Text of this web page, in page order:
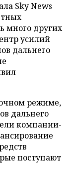
Sky News
много других
усилий
дальнего
режиме,
дальнего
компании-
поступают